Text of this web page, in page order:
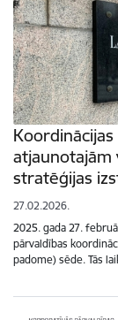
atjaunotajām
stratēģijas
27.02.2026.
2025. gada 27.
pārvaldības
padome) sēde. Tās